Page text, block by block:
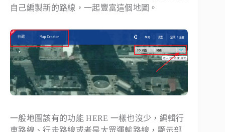
自己編製新的路線，一起豐富這個地圖。
一般地圖該有的功能 HERE 一樣也沒少，編輯行